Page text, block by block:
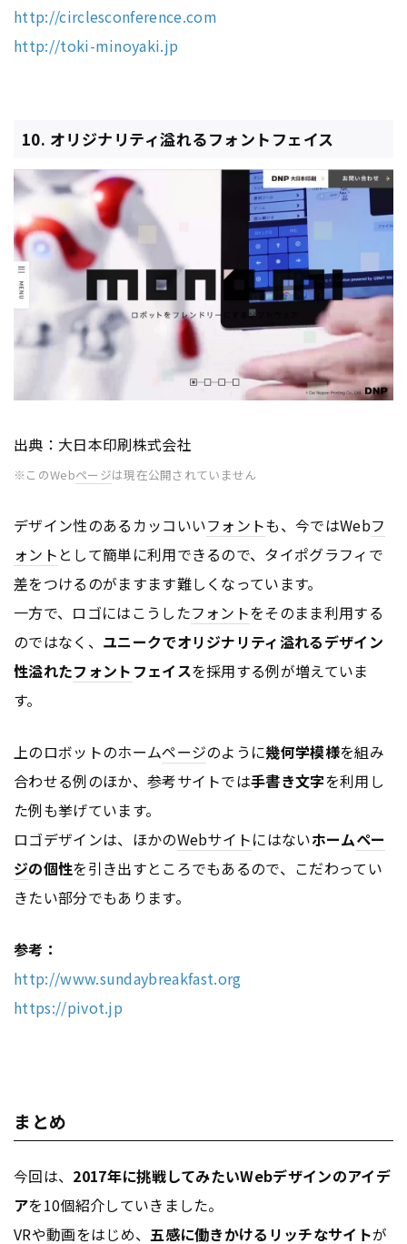
http://circlesconference.com
http://toki-minoyaki.jp
10. オリジナリティ溢れるフォントフェイス
出典：大日本印刷株式会社
※このWebページは現在公開されていません
デザイン性のあるカッコいいフォントも、今ではWebフ
ォント として簡単に利用できるので、タイポグラフィで
差をつけるのがますます難しくなっています。
一方で、ロゴにはこうしたフォントをそのまま利用する
のではなく、 ユニークでオリジナリティ溢れるデザイン
性溢れたフォント フェイスを採用する例が増えていま
す。
上のロボットのホームページのように幾何学模様を組み
合わせる例のほか、参考サイトでは手書き文字を利用し
た例も挙げています。
ロゴデザインは、ほかのWebサイトにはないホームペー
ジの個性を引き出すところでもあるので、こだわってい
きたい部分でもあります。
参考：
http://www.sundaybreakfast.org
https://pivot.jp
まとめ
今回は、 2017年に挑戦してみたいWebデザインのアイデ
アを10個紹介していきました。
VRや動画をはじめ、五感に働きかけるリッチなサイトが